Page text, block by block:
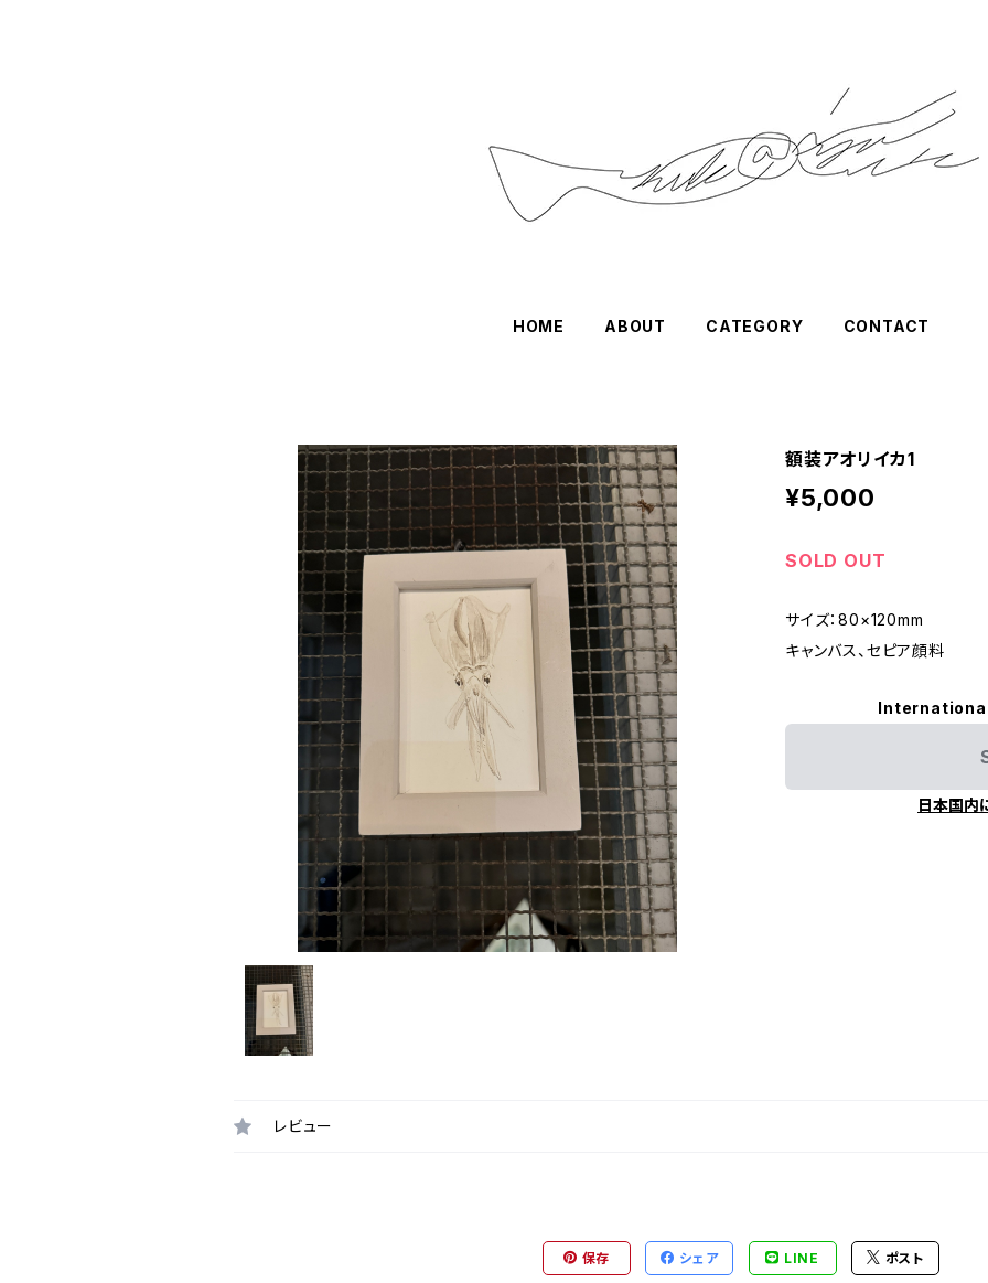
HOME ABOUT CATEGORY CONTACT
額装アオリイカ1
¥5,000
SOLD OUT
サイズ：80×120mm
キャンバス、セピア顔料
日本国内
レビュー
保存 シェア LINE ポスト